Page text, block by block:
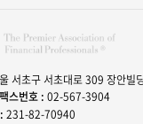
서초구 서초대로 309 장안빌
팩스번호 : 02-567-3904
231-82-70940